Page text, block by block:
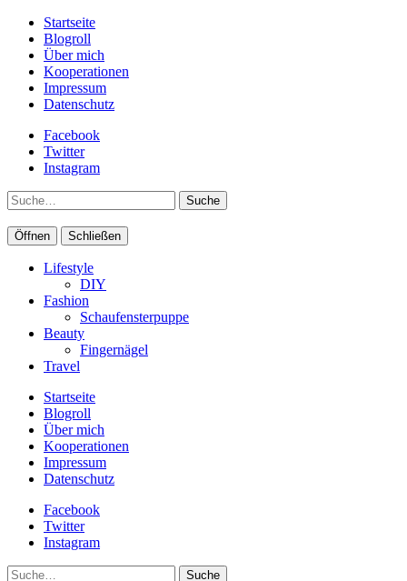
Startseite
Blogroll
Über mich
Kooperationen
Impressum
Datenschutz
Facebook
Twitter
Instagram
Suche
Öffnen Schließen
Lifestyle
DIY
Fashion
Schaufensterpuppe
Beauty
Fingernägel
Travel
Startseite
Blogroll
Über mich
Kooperationen
Impressum
Datenschutz
Facebook
Twitter
Instagram
Suche